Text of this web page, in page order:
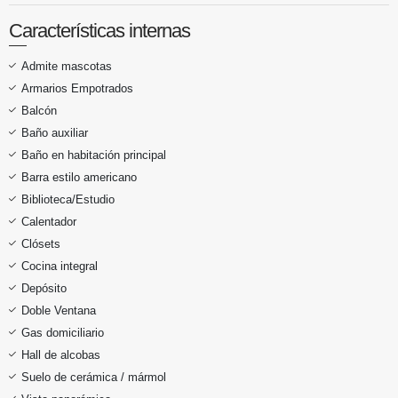
Características internas
Admite mascotas
Armarios Empotrados
Balcón
Baño auxiliar
Baño en habitación principal
Barra estilo americano
Biblioteca/Estudio
Calentador
Clósets
Cocina integral
Depósito
Doble Ventana
Gas domiciliario
Hall de alcobas
Suelo de cerámica / mármol